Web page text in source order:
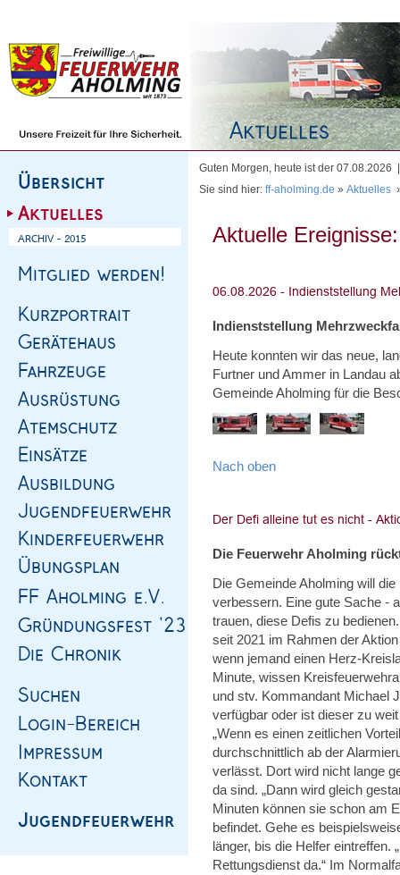
Guten Morgen, heute ist der
Sie sind hier: ff-aholming.de » Aktuelles
Aktuelle Ereignisse:
Indienststellung
Heute konnten wir das neue,
Furtner und Ammer in Landau
Gemeinde Aholming für die
Nach oben
Die Feuerwehr Aholming
Die Gemeinde Aholming will
verbessern. Eine gute Sache -
trauen, diese Defis zu
seit 2021 im Rahmen der
wenn jemand einen Herz-
Minute, wissen
und stv. Kommandant Michael
verfügbar oder ist dieser zu
„Wenn es einen zeitlichen
durchschnittlich ab der
verlässt. Dort wird nicht lange
da sind. „Dann wird gleich
Minuten können sie schon am
befindet. Gehe es
länger, bis die Helfer eintreffen.
Rettungsdienst da.“ Im